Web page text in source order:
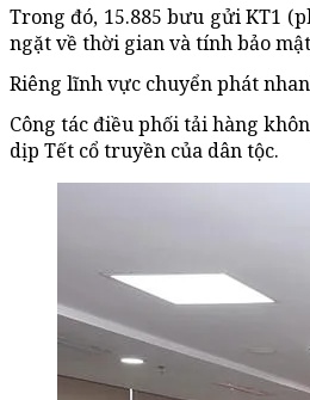
Trong đó, 15.885 bưu gửi KT1
ngặt về thời gian và tính bảo
Riêng lĩnh vực chuyển phát
Công tác điều phối tải hàng
dịp Tết cổ truyền của dân tộc.